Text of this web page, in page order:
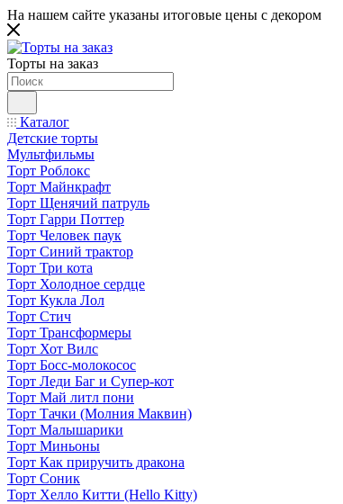
На нашем сайте указаны итоговые цены с декором
Торты на заказ
Каталог
Детские торты
Мультфильмы
Торт Роблокс
Торт Майнкрафт
Торт Щенячий патруль
Торт Гарри Поттер
Торт Человек паук
Торт Синий трактор
Торт Три кота
Торт Холодное сердце
Торт Кукла Лол
Торт Стич
Торт Трансформеры
Торт Хот Вилс
Торт Босс-молокосос
Торт Леди Баг и Супер-кот
Торт Май литл пони
Торт Тачки (Молния Маквин)
Торт Малышарики
Торт Миньоны
Торт Как приручить дракона
Торт Соник
Торт Хелло Китти (Hello Kitty)